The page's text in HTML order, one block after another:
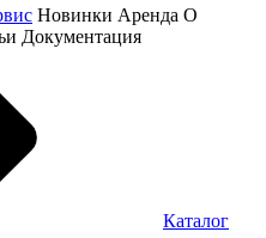
Новинки Аренда О
Документация
Каталог